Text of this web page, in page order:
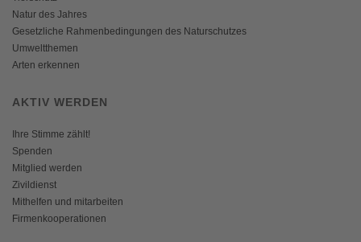
Natur des Jahres
Gesetzliche Rahmenbedingungen des Naturschutzes
Umweltthemen
Arten erkennen
AKTIV WERDEN
Ihre Stimme zählt!
Spenden
Mitglied werden
Zivildienst
Mithelfen und mitarbeiten
Firmenkooperationen